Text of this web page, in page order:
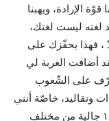
الإرادة، ويهبنا
لغته ليست لغتك،
، فهذا يحفّزك على
أضافت الغربة لي
على الشّعوب
وتقاليد، خاصّة أنني
أعيش في شيكاغو الّتي يوجد فيها أكثر من ١٨٠ جالية من مختلف